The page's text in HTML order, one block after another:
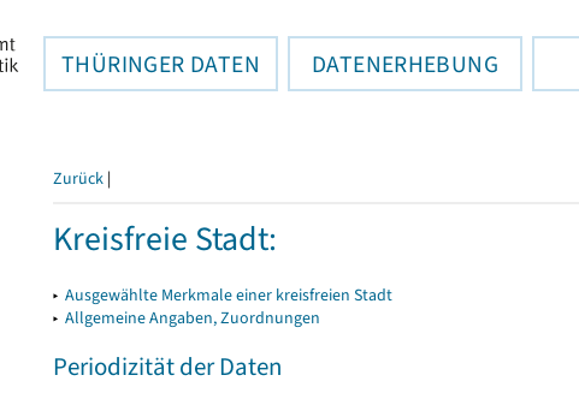
THÜRINGER DATEN DATENERHEBUNG
Zurück |
Kreisfreie Stadt:
▸ Ausgewählte Merkmale einer kreisfreien Stadt
▸ Allgemeine Angaben, Zuordnungen
Periodizität der Daten